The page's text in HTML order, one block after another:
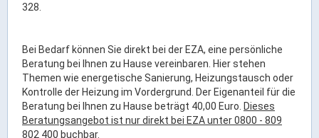
Wirtschaft & Handel
Wirtschaftsstandort
Gewerbegebiete
328.
Bei Bedarf können Sie direkt bei der EZA, eine persönliche
Beratung bei Ihnen zu Hause vereinbaren. Hier stehen
Themen wie energetische Sanierung, Heizungstausch oder
Kontrolle der Heizung im Vordergrund. Der Eigenanteil für die
Beratung bei Ihnen zu Hause beträgt 40,00 Euro. Dieses
Beratungsangebot ist nur direkt bei EZA unter 0800 - 809
802 400 buchbar.